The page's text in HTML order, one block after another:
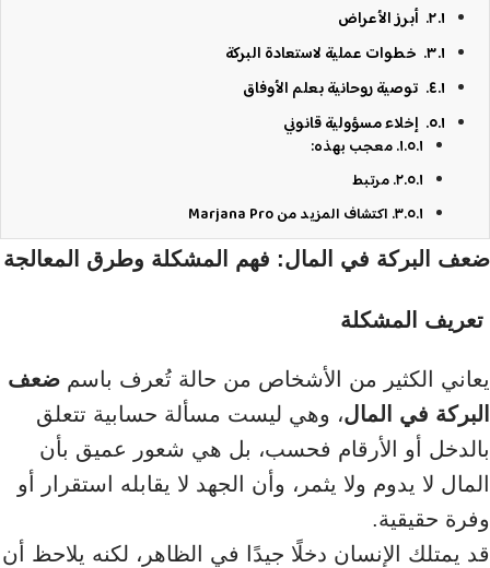
أبرز الأعراض
خطوات عملية لاستعادة البركة
توصية روحانية بعلم الأوفاق
إخلاء مسؤولية قانوني
معجب بهذه:
مرتبط
اكتشاف المزيد من Marjana Pro
ضعف البركة في المال: فهم المشكلة وطرق المعالجة
تعريف المشكلة
يعاني الكثير من الأشخاص من حالة تُعرف باسم ضعف
البركة في المال، وهي ليست مسألة حسابية تتعلق
بالدخل أو الأرقام فحسب، بل هي شعور عميق بأن
المال لا يدوم ولا يثمر، وأن الجهد لا يقابله استقرار أو
وفرة حقيقية.
قد يمتلك الإنسان دخلًا جيدًا في الظاهر، لكنه يلاحظ أن